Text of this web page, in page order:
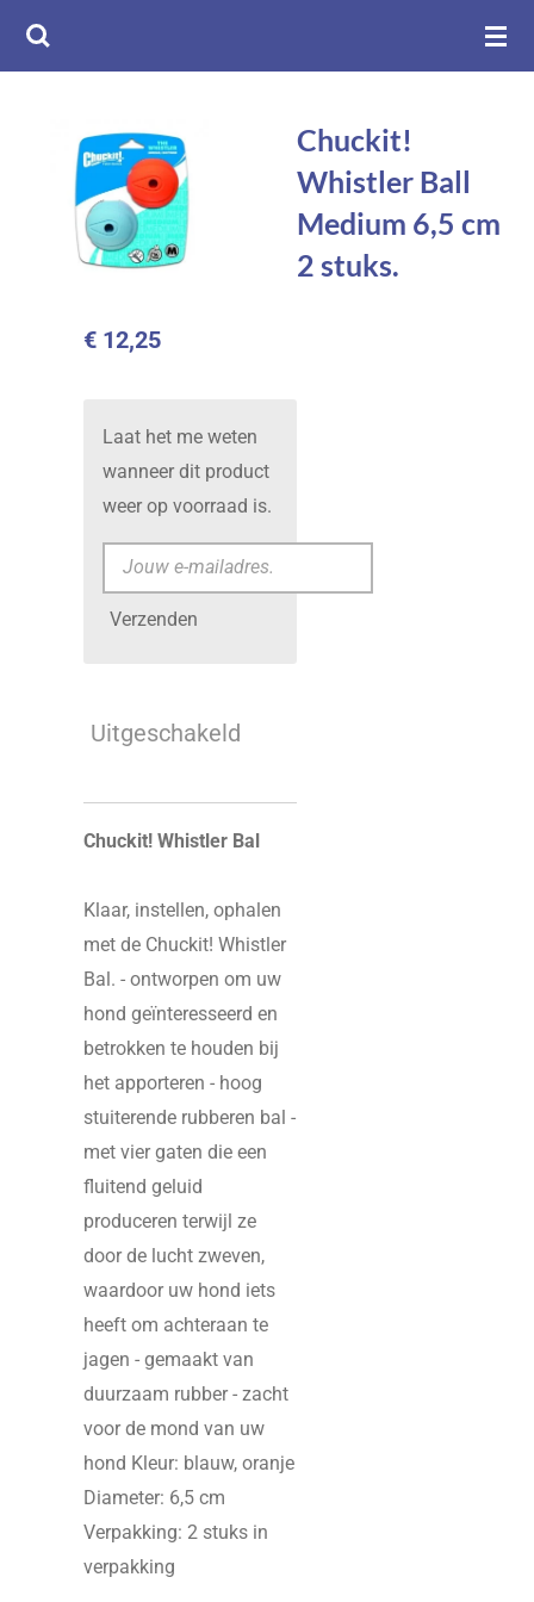
Ga
hoofdinhoud
Chuckit!
Whistler Ball
Medium 6,5 cm
2 stuks.
€ 12,25
Laat het me weten
wanneer dit product
weer op voorraad is.
Verzenden
Uitgeschakeld
Chuckit! Whistler Bal
Klaar, instellen, ophalen
met de Chuckit! Whistler
Bal. - ontworpen om uw
hond geïnteresseerd en
betrokken te houden bij
het apporteren - hoog
stuiterende rubberen bal -
met vier gaten die een
fluitend geluid
produceren terwijl ze
door de lucht zweven,
waardoor uw hond iets
heeft om achteraan te
jagen - gemaakt van
duurzaam rubber - zacht
voor de mond van uw
hond Kleur: blauw, oranje
Diameter: 6,5 cm
Verpakking: 2 stuks in
verpakking